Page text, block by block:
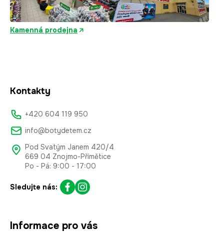
Kamenná prodejna
Kontakty
+420 604 119 950
info@botydetem.cz
Pod Svatým Janem 420/4
669 04 Znojmo-Přímětice
Po - Pá: 9:00 - 17:00
Sledujte nás:
Informace pro vás